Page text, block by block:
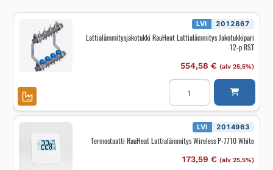
LVI 2012867
Lattialämmitysjakotukki RauHeat Lattialämmitys Jakotukkipari
12-p RST
554,58 € (alv 25,5%)
Lattialämmitysjakotukki
RauHeat
Lattialämmitys
Jakotukkipari
12-
määrä
LVI 2014963
Termostaatti RauHeat Lattialämmitys Wireless P-7710 White
173,59 € (alv 25,5%)